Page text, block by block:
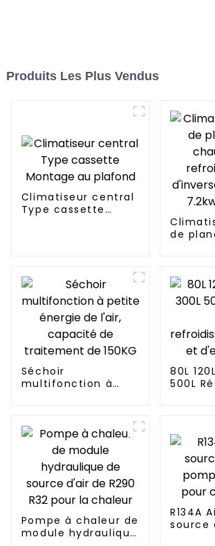
Produits Les Plus Vendus
Climatiseur central
Type cassette
de
de
Séchoir
multifonction à
150KG
80L
500L
Pompe à chaleur de
module hydraulique
R134A
source